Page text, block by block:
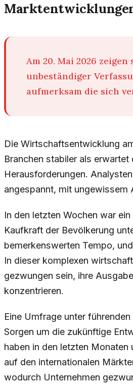
Am 20. Mai 2026
unbeständiger
aufmerksam die sich
Die Wirtschaftsentwicklung
Branchen stabiler als
Herausforderungen.
angespannt, mit ungewissem
In den letzten Wochen war
Kaufkraft der Bevölkerung
bemerkenswerten Tempo,
In dieser komplexen
gezwungen sein, ihre
konzentrieren.
Eine Umfrage unter
Sorgen um die zukünftige
haben in den letzten
auf den internationalen
wodurch Unternehmen